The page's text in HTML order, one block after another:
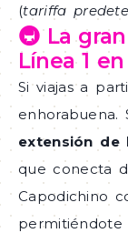
(tariffa
🚇 La
Línea 1
Si viajas a
enhorabuena.
extensión de
que conecta
Capodichino
permitiéndote